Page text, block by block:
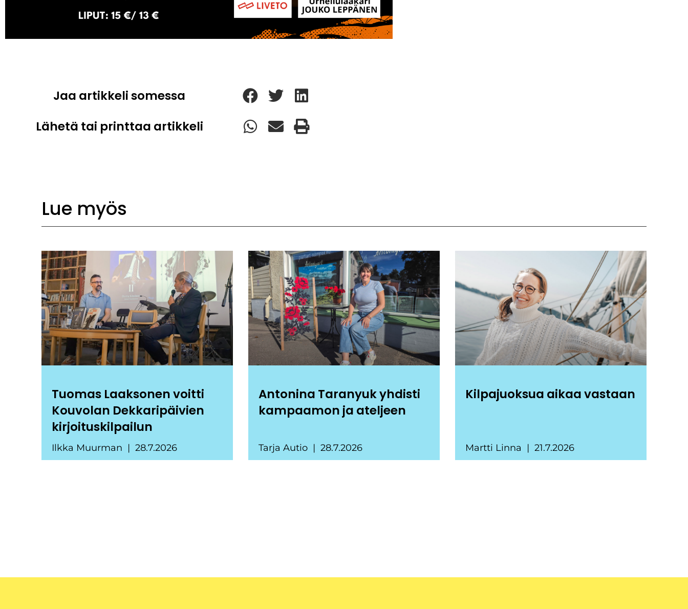
Jaa artikkeli somessa
Lähetä tai printtaa artikkeli
Lue myös
Tuomas Laaksonen voitti
Kouvolan Dekkaripäivien
kirjoituskilpailun
Ilkka Muurman 28.7.2026
Antonina Taranyuk yhdisti
kampaamon ja ateljeen
Tarja Autio 28.7.2026
Kilpajuoksua aikaa vastaan
Martti Linna 21.7.2026